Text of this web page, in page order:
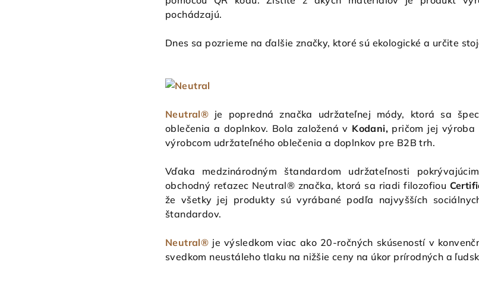
pochádzajú.
Dnes sa pozrieme na ďalšie značky, ktoré sú ekologické a určite
Neutral® je popredná značka udržateľnej módy, ktorá sa
oblečenia a doplnkov. Bola založená v Kodani, pričom jej výroba
výrobcom udržateľného oblečenia a doplnkov pre B2B trh.
Vďaka medzinárodným štandardom udržateľnosti
obchodný reťazec Neutral® značka, ktorá sa riadi filozofiou
že všetky jej produkty sú vyrábané podľa najvyšších
štandardov.
Neutral® je výsledkom viac ako 20-ročných skúseností v
svedkom neustáleho tlaku na nižšie ceny na úkor prírodných a